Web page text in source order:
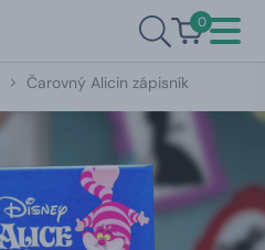
0
Čarovný Alicin zápisník